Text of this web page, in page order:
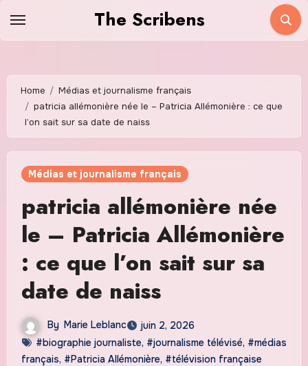
The Scribens
Home
Médias et journalisme français
patricia allémonière née le – Patricia Allémonière : ce que
l’on sait sur sa date de naiss
Médias et journalisme français
patricia allémonière née
le – Patricia Allémonière
: ce que l’on sait sur sa
date de naiss
By Marie Leblanc
juin 2, 2026
#biographie journaliste, #journalisme télévisé, #médias
français, #Patricia Allémonière, #télévision française